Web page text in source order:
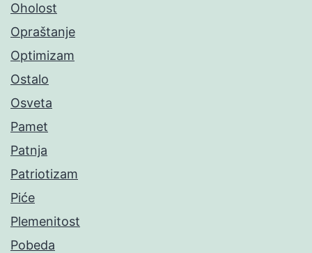
Oholost
Opraštanje
Optimizam
Ostalo
Osveta
Pamet
Patnja
Patriotizam
Piće
Plemenitost
Pobeda